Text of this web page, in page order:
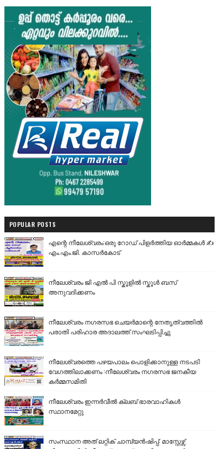
POPULAR POSTS
എന്റെ നീലേശ്വരം:ഒരു റോഡ് പിളർത്തിയ ഓർമ്മകൾ ✍️
എം.എം.ജി. കാസർകോട്
നീലേശ്വരം ജി എൽ പി സ്കൂളിൽ സ്കൂൾ ബസ്
അനുവദിക്കണം
നീലേശ്വരം നഗരസഭ ചെയർമാന്റെ നേതൃത്വത്തിൽ
പരാതി പരിഹാര അദാലത്ത് സംഘടിപ്പിച്ചു
നീലേശ്വരത്തെ പഴയപാലം പൊളിക്കാനുള്ള നടപടി
വേഗത്തിലാക്കണം :നീലേശ്വരം നഗരസഭ ജനകീയ
കർമ്മസമിതി
നീലേശ്വരം ഇന്നർവീൽ ക്ലബ് ഭാരവാഹികൾ
സ്ഥാനമേറ്റു
സംസ്ഥാന അത് ലറ്റിക് ചാമ്പ്യൻഷിപ്പ്: മാസ്റ്റേഴ്സ്